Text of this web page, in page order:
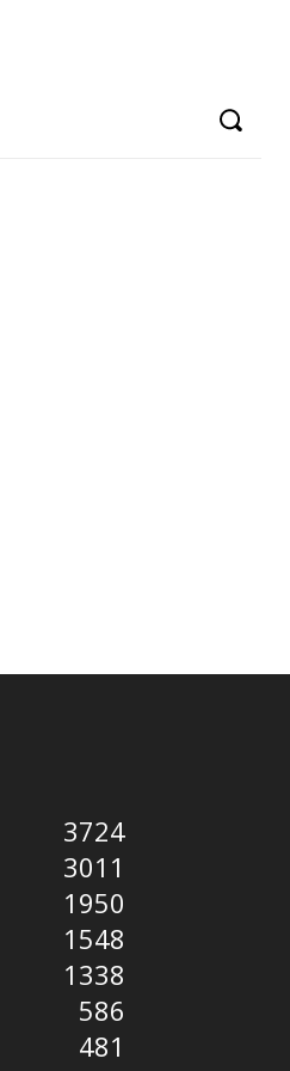
3724
3011
1950
1548
1338
586
481